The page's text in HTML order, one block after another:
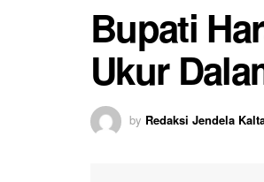
Bupati
Ukur
by Redaksi Jendela